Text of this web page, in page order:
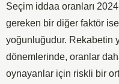
Seçim iddaa oranları
gereken bir diğer faktör
yoğunluğudur. Rekabetin
dönemlerinde, oranlar
oynayanlar için riskli bir